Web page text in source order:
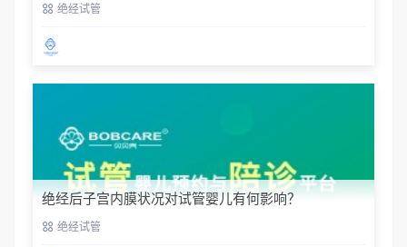
绝经试管
绝经后子宫内膜状况对试管婴儿有何影响？
绝经试管